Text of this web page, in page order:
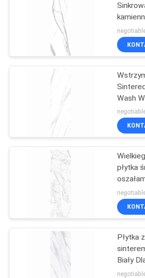
KONTROLA
JAKOŚCI
SKONTAKTUJ
POPROŚ
WYCENĘ
SITEMAP
POLITYKA
PRYWATNOŚCI
Nowoczesna
porcelanowy
break
Gres
efektem
Wash
płytka
Płytka
Biały